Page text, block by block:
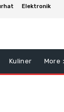
Elektronik
Kuliner More